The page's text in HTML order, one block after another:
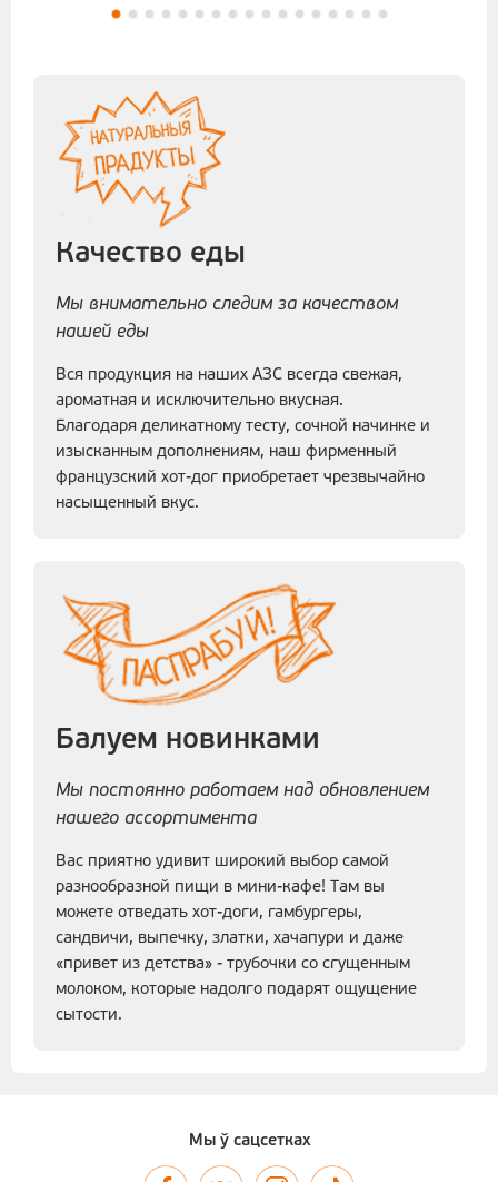
Качество еды
Мы внимательно следим за качеством
нашей еды
Вся продукция на наших АЗС всегда свежая,
ароматная и исключительно вкусная.
Благодаря деликатному тесту, сочной начинке и
изысканным дополнениям, наш фирменный
французский хот-дог приобретает чрезвычайно
насыщенный вкус.
Балуем новинками
Мы постоянно работаем над обновлением
нашего ассортимента
Вас приятно удивит широкий выбор самой
разнообразной пищи в мини-кафе! Там вы
можете отведать хот-доги, гамбургеры,
сандвичи, выпечку, златки, хачапури и даже
«привет из детства» - трубочки со сгущенным
молоком, которые надолго подарят ощущение
сытости.
Мы ў сацсетках